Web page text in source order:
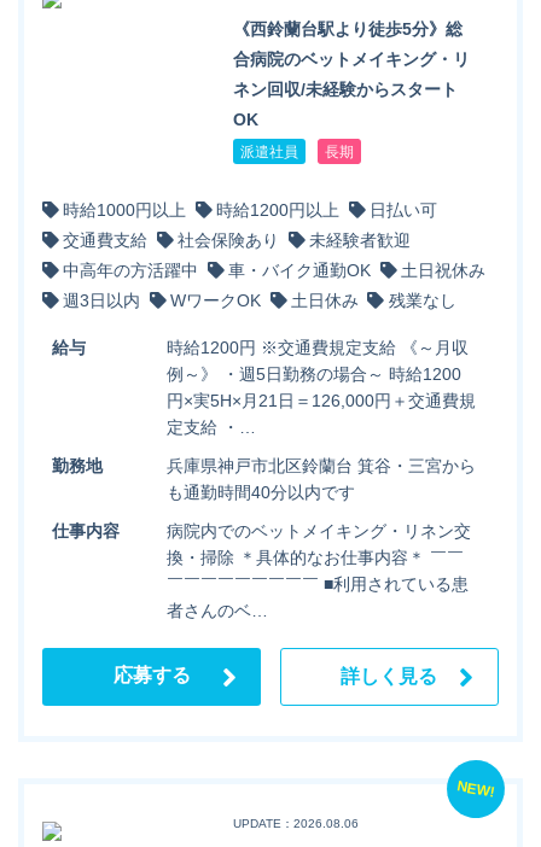
《西鈴蘭台駅より徒歩5分》総
合病院のベットメイキング・リ
ネン回収/未経験からスタート
OK
派遣社員 長期
時給1000円以上 時給1200円以上
日払い可
交通費支給
社会保険あり
未経験者歓迎
中高年の方活躍中
車・バイク通勤OK
土日祝休み
週3日以内
WワークOK 土日休み 残業なし
給与
時給1200円 ※交通費規定支給 《～月収
例～》 ・週5日勤務の場合～ 時給1200
円×実5H×月21日＝126,000円＋交通費規
定支給 ・…
勤務地
兵庫県神戸市北区鈴蘭台 箕谷・三宮から
も通勤時間40分以内です
仕事内容
病院内でのベットメイキング・リネン交
換・掃除 ＊具体的なお仕事内容＊ ￣￣
￣￣￣￣￣￣￣￣￣ ■利用されている患
者さんのベ…
応募する 詳しく見る
NEW!
UPDATE：2026.08.06